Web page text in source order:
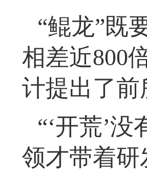
“鲲龙”既
相差近800
计提出了
“‘开荒’
领才带着